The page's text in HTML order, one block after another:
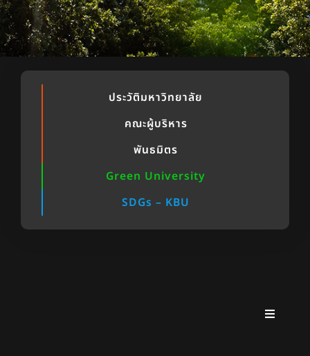
ประวัติมหาวิทยาลัย
คณะผู้บริหาร
พันธมิตร
Green University
SDGs – KBU
Toggle